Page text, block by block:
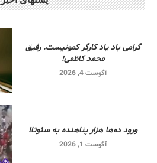
گرامی باد یاد کارگر کمونیست. رفیق
محمد کاظمی!
آگوست 4, 2026
ورود ده‌ها هزار پناهنده به سئوتا!
آگوست 1, 2026